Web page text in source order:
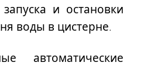
и остановки
воды в цистерне.
автоматические